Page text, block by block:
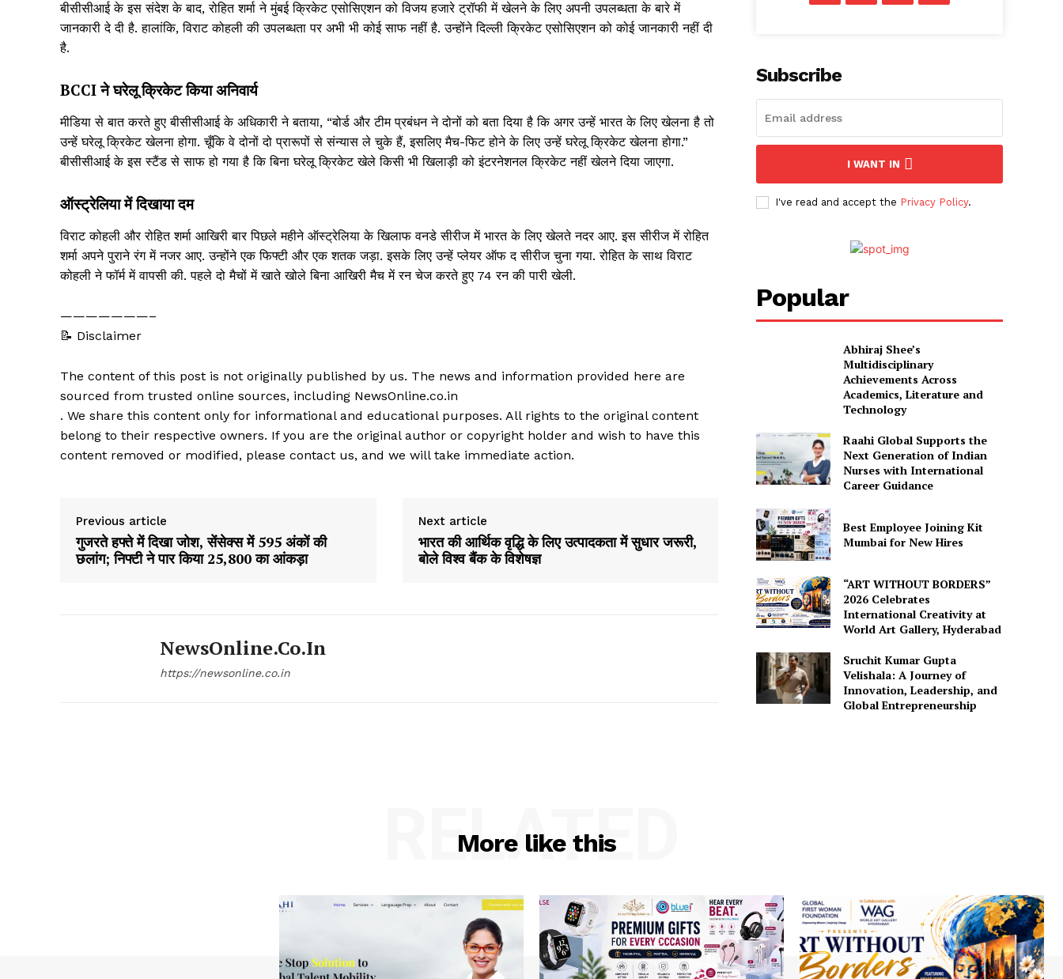
बीसीसीआई के इस संदेश के बाद, रोहित शर्मा ने मुंबई क्रिकेट एसोसिएशन को विजय हजारे ट्रॉफी में खेलने के लिए अपनी उपलब्धता के बारे में
जानकारी दे दी है. हालांकि, विराट कोहली की उपलब्धता पर अभी भी कोई साफ नहीं है. उन्होंने दिल्ली क्रिकेट एसोसिएशन को कोई जानकारी नहीं दी
है.
BCCI ने घरेलू क्रिकेट किया अनिवार्य
मीडिया से बात करते हुए बीसीसीआई के अधिकारी ने बताया, “बोर्ड और टीम प्रबंधन ने दोनों को बता दिया है कि अगर उन्हें भारत के लिए खेलना है तो
उन्हें घरेलू क्रिकेट खेलना होगा. चूँकि वे दोनों दो प्रारूपों से संन्यास ले चुके हैं, इसलिए मैच-फिट होने के लिए उन्हें घरेलू क्रिकेट खेलना होगा.”
बीसीसीआई के इस स्टैंड से साफ हो गया है कि बिना घरेलू क्रिकेट खेले किसी भी खिलाड़ी को इंटरनेशनल क्रिकेट नहीं खेलने दिया जाएगा.
ऑस्ट्रेलिया में दिखाया दम
विराट कोहली और रोहित शर्मा आखिरी बार पिछले महीने ऑस्ट्रेलिया के खिलाफ वनडे सीरीज में भारत के लिए खेलते नदर आए. इस सीरीज में रोहित
शर्मा अपने पुराने रंग में नजर आए. उन्होंने एक फिफ्टी और एक शतक जड़ा. इसके लिए उन्हें प्लेयर ऑफ द सीरीज चुना गया. रोहित के साथ विराट
कोहली ने फॉर्म में वापसी की. पहले दो मैचों में खाते खोले बिना आखिरी मैच में रन चेज करते हुए 74 रन की पारी खेली.
———————–
📝 Disclaimer
The content of this post is not originally published by us. The news and information provided here are
sourced from trusted online sources, including NewsOnline.co.in
. We share this content only for informational and educational purposes. All rights to the original content
belong to their respective owners. If you are the original author or copyright holder and wish to have this
content removed or modified, please contact us, and we will take immediate action.
Previous article
गुजरते हफ्ते में दिखा जोश, सेंसेक्स में 595 अंकों की
छलांग; निफ्टी ने पार किया 25,800 का आंकड़ा
Next article
भारत की आर्थिक वृद्धि के लिए उत्पादकता में सुधार जरूरी,
बोले विश्व बैंक के विशेषज्ञ
NewsOnline.co.in
https://newsonline.co.in
Subscribe
I WANT IN
I've read and accept the Privacy Policy.
Popular
Abhiraj Shee’s
Multidisciplinary
Achievements Across
Academics, Literature and
Technology
Raahi Global Supports the
Next Generation of Indian
Nurses with International
Career Guidance
Best Employee Joining Kit
Mumbai for New Hires
“ART WITHOUT BORDERS”
2026 Celebrates
International Creativity at
World Art Gallery, Hyderabad
Sruchit Kumar Gupta
Velishala: A Journey of
Innovation, Leadership, and
Global Entrepreneurship
More like this
RELATED